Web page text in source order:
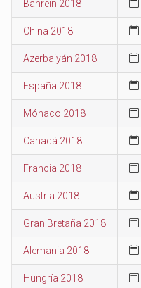
Bahrein 2018
China 2018
Azerbaiyán 2018
España 2018
Mónaco 2018
Canadá 2018
Francia 2018
Austria 2018
Gran Bretaña 2018
Alemania 2018
Hungría 2018